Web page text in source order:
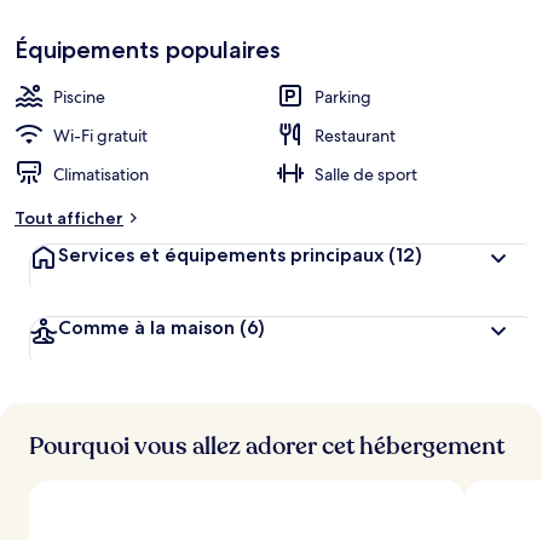
Équipements populaires
Piscine
Parking
Wi-Fi gratuit
Restaurant
Climatisation
Salle de sport
Tout afficher
Services et équipements principaux (12)
Comme à la maison (6)
Pourquoi vous allez adorer cet hébergement